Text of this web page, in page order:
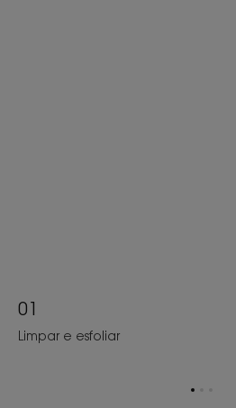
01
Limpar e esfoliar
Ir